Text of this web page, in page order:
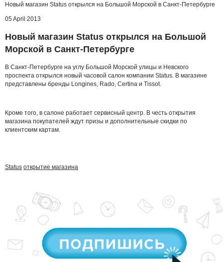
Новый магазин Status открылся на Большой Морской в Санкт-Петербурге
05 April 2013
Новый магазин Status открылся на Большой
Морской в Санкт-Петербурге
В Санкт-Петербурге на углу Большой Морской улицы и Невского
проспекта открылся новый часовой салон компании Status. В магазине
представлены бренды Longines, Rado, Certina и Tissot.
Кроме того, в салоне работает сервисный центр. В честь открытия
магазина покупателей ждут призы и дополнительные скидки по
клиентским картам.
Status открытие магазина